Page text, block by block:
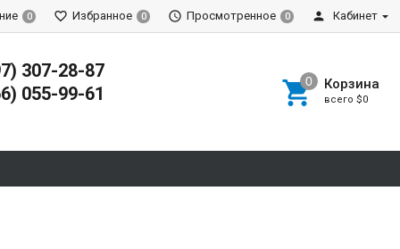
0 Избранное 0 Просмотренное 0 Кабинет
307-28-87
055-99-61
Корзина
всего $0